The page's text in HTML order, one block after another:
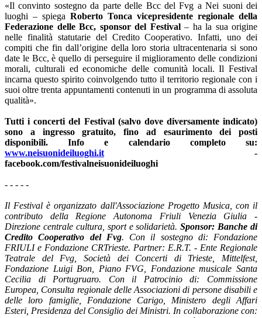
«Il convinto sostegno da parte delle Bcc del Fvg a Nei suoni dei
luoghi – spiega Roberto Tonca vicepresidente regionale della
Federazione delle Bcc, sponsor del Festival – ha la sua origine
nelle finalità statutarie del Credito Cooperativo. Infatti, uno dei
compiti che fin dall’origine della loro storia ultracentenaria si sono
date le Bcc, è quello di perseguire il miglioramento delle condizioni
morali, culturali ed economiche delle comunità locali. Il Festival
incarna questo spirito coinvolgendo tutto il territorio regionale con i
suoi oltre trenta appuntamenti contenuti in un programma di assoluta
qualità».
Tutti i concerti del Festival (salvo dove diversamente indicato)
sono a ingresso gratuito, fino ad esaurimento dei posti
disponibili. Info e calendario completo su:
www.neisuonideiluoghi.it -
facebook.com/festivalneisuonideiluoghi
- - - - -
Il Festival è organizzato dall'Associazione Progetto Musica, con il
contributo della Regione Autonoma Friuli Venezia Giulia -
Direzione centrale cultura, sport e solidarietà.Sponsor: Banche di
Credito Cooperativo del Fvg. Con il sostegno di: Fondazione
FRIULI e Fondazione CRTrieste. Partner: E.R.T. - Ente Regionale
Teatrale del Fvg, Società dei Concerti di Trieste, Mittelfest,
Fondazione Luigi Bon, Piano FVG, Fondazione musicale Santa
Cecilia di Portugruaro. Con il Patrocinio di: Commissione
Europea, Consulta regionale delle Associazioni di persone disabili e
delle loro famiglie, Fondazione Carigo, Ministero degli Affari
Esteri, Presidenza del Consiglio dei Ministri. In collaborazione con: